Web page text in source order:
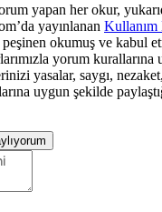
yapan her okur,
yayınlanan Kullanım
okumuş ve kabul
yorum kurallarına
yasalar, saygı,
uygun şekilde